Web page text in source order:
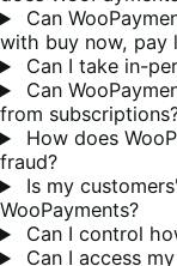
Can
with buy now, pay
Can I take in-
Can
from
How does
fraud?
Is my
WooPayments?
Can I control
Can I access